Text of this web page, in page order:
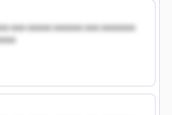
xxx xxxxx xxxxxx xxx xxxxxxx